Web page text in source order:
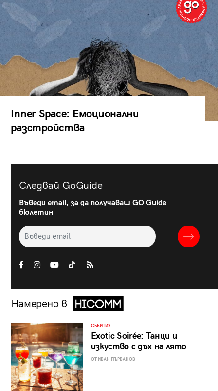
Inner Space: Емоционални
разстройства
Следвай GoGuide
Въведи email, за да получаваш GO Guide
бюлетин
Намерено в
СЪБИТИЯ
Exotic Soirée: Танци и
изкуство с дъх на лято
ОТ ИВАН ПЪРВАНОВ